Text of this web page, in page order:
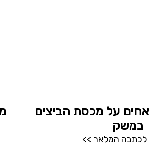
אחים על מכסת הביצים
במשק
לכתבה המלאה >>